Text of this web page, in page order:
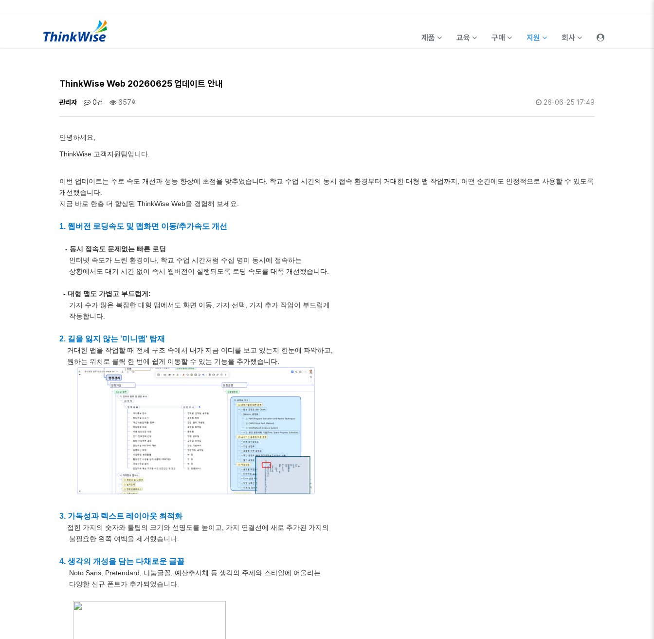
제품 교육 구매 지원 회사
ThinkWise Web 20260625 업데이트 안내
관리자 0건 657회 26-06-25 17:49
안녕하세요,
ThinkWise 고객지원팀입니다.
이번 업데이트는 주로 속도 개선과 성능 향상에 초점을 맞추었습니다. 학교 수업 시간의 동시 접속 환경부터 거대한 대형 맵 작업까지, 어떤 순간에도 안정적으로 사용할 수 있도록
개선했습니다.
지금 바로 한층 더 향상된 ThinkWise Web을 경험해 보세요.
1. 웹버전 로딩속도 및 맵화면 이동/추가속도 개선
- 동시 접속도 문제없는 빠른 로딩
인터넷 속도가 느린 환경이나, 학교 수업 시간처럼 수십 명이 동시에 접속하는
상황에서도 대기 시간 없이 즉시 웹버전이 실행되도록 로딩 속도를 대폭 개선했습니다.
- 대형 맵도 가볍고 부드럽게:
가지 수가 많은 복잡한 대형 맵에서도 화면 이동, 가지 선택, 가지 추가 작업이 부드럽게
작동합니다.
2. 길을 잃지 않는 '미니맵' 탑재
거대한 맵을 작업할 때 전체 구조 속에서 내가 지금 어디를 보고 있는지 한눈에 파악하고,
원하는 위치로 클릭 한 번에 쉽게 이동할 수 있는 기능을 추가했습니다.
3. 가독성과 텍스트 레이아웃 최적화
접힌 가지의 숫자와 툴팁의 크기와 선명도를 높이고, 가지 연결선에 새로 추가된 가지의
불필요한 왼쪽 여백을 제거했습니다.
4. 생각의 개성을 담는 다채로운 글꼴
Noto Sans, Pretendard, 나눔글꼴, 예산추사체 등 생각의 주제와 스타일에 어울리는
다양한 신규 폰트가 추가되었습니다.